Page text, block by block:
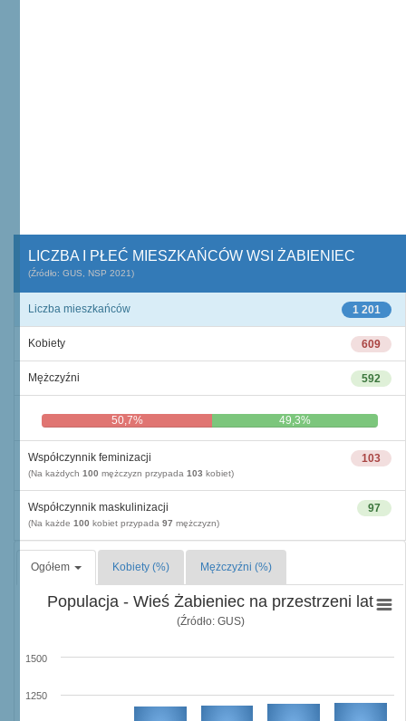
LICZBA I PŁEĆ MIESZKAŃCÓW WSI ŻABIENIEC
(Źródło: GUS, NSP 2021)
1 201
Liczba mieszkańców
609
Kobiety
592
Mężczyźni
50,7% 49,3%
103
Współczynnik feminizacji
(Na każdych 100 mężczyzn przypada 103 kobiet)
97
Współczynnik maskulinizacji
(Na każde 100 kobiet przypada 97 mężczyzn)
Ogółem Kobiety (%) Mężczyźni (%)
Populacja - Wieś Żabieniec na przestrzeni lat
(Źródło: GUS)
1250
1500